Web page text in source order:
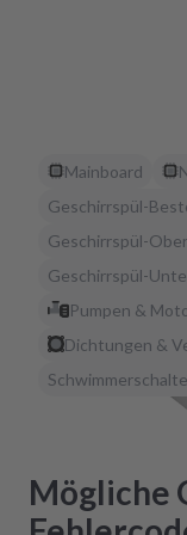
Mainboard
Geschirrspül-
Geschirrspül-
Geschirrspül-
Pumpen &
Dichtungen &
Mögliche